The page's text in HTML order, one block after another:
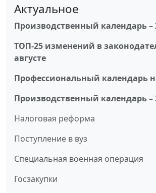
Актуальное
Производственный календарь –
ТОП-25 изменений в
августе
Профессиональный календарь
Производственный календарь –
Налоговая реформа
Поступление в вуз
Специальная военная операция
Госзакупки